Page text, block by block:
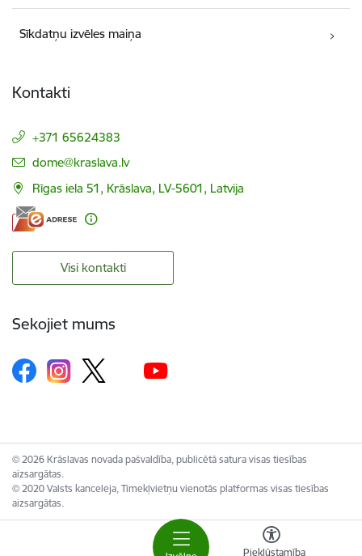
Piekļūstamība
Sīkdatņu izvēles maiņa
Kontakti
+371 65624383
E-pasts:
dome@kraslava.lv
Rīgas iela 51, Krāslava, LV-5601, Latvija
Visi kontakti
Sekojiet mums
© 2026 Krāslavas novada pašvaldība, publicētā satura visas tiesības
aizsargātas.
© 2020 Valsts kanceleja, Tīmekļvietņu vienotās platformas visas tiesības
aizsargātas.